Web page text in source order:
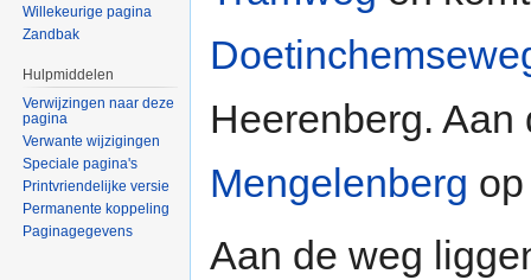
Heerenberg.
Mengelenberg
Aan de weg
Willekeurige pagina
Zandbak
Hulpmiddelen
Verwijzingen naar deze
pagina
Verwante wijzigingen
Speciale pagina's
Printvriendelijke versie
Permanente koppeling
Paginagegevens